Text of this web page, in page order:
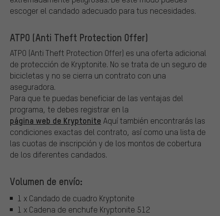
escoger el candado adecuado para tus necesidades.
ATPO (Anti Theft Protection Offer)
ATPO (Anti Theft Protection Offer) es una oferta adicional
de protección de Kryptonite. No se trata de un seguro de
bicicletas y no se cierra un contrato con una
aseguradora.
Para que te puedas beneficiar de las ventajas del
programa, te debes registrar en la
página web de Kryptonite Aquí también encontrarás las
condiciones exactas del contrato, así como una lista de
las cuotas de inscripción y de los montos de cobertura
de los diferentes candados.
Volumen de envío:
1 x Candado de cuadro Kryptonite
1 x Cadena de enchufe Kryptonite 512